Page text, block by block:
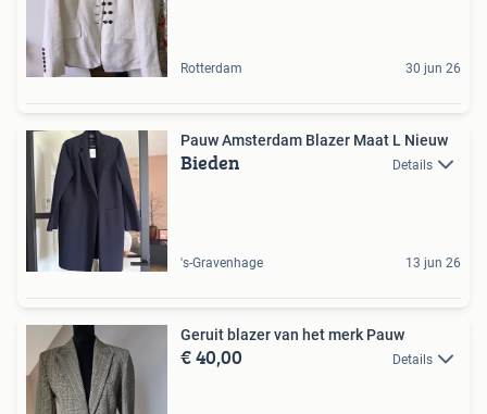
Rotterdam 30 jun 26
Pauw Amsterdam Blazer Maat L Nieuw
Bieden Details
's-Gravenhage 13 jun 26
Geruit blazer van het merk Pauw
€ 40,00 Details